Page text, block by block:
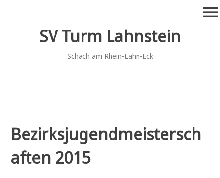
SV Turm Lahnstein
Schach am Rhein-Lahn-Eck
menu
Bezirksjugendmeistersch
aften 2015